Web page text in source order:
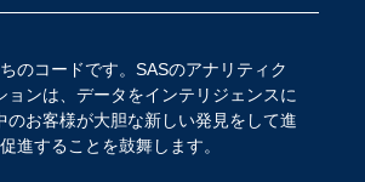
のコードです。SASのアナリティク
ョンは、データをインテリジェンスに
のお客様が大胆な新しい発見をして進
進することを鼓舞します。
サポート
ソリューション
トレーニング
IoT